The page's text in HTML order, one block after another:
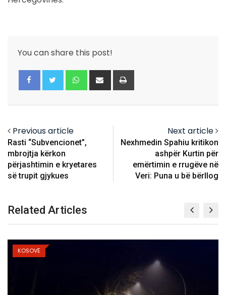
You can share this post!
Whatsapp
Share
via
Previous article
Rasti “Subvencionet”,
mbrojtja kërkon
përjashtimin e kryetares
së trupit gjykues
Next article
Nexhmedin Spahiu kritikon
ashpër Kurtin për
emërtimin e rrugëve në
Veri: Puna u bë bërllog
Related Articles
KOSOVË